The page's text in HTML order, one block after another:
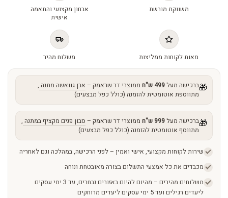
Blemishמשווקת מורשת
אבחון מקצועי והתאמה
אישית
מאות לקוחות ממליצות משלוח מהיר
🎁ברכישה מעל499 ש"ח ממוצרי דר שראמק – אבן גוואשה מתנה ,
מתווספת אוטומטית להזמנה (כולל כפל מבצעים)
🎁ברכישה מעל999 ש"ח ממוצרי דר שראמק – סבון פנים מקציף במתנה ,
מתווסף אוטומטית להזמנה (כולל כפל מבצעים)
שירות לקוחות מקצועי, אישי ואמין – לפני הרכישה, במהלכה וגם לאחריה
מכבדים את כל אמצעי התשלום בצורה מאובטחת ונוחה
משלוחים מהירים – מהיום להיום באזורים נבחרים, עד 3 ימי עסקים
ליעדים רגילים ועד 5 ימי עסקים ליעדים מרוחקים